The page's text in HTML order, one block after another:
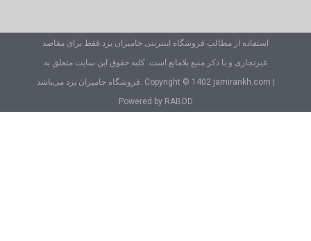
استفاده از مطالب فروشگاه اینترنتی جامیران یزد فقط برای مقاصد
غیرتجاری و با ذکر منبع بلامانع است. کلیه حقوق این سایت متعلق به
فروشگاه جامیران یزد می‌باشد. Copyright © 1402 jamirankh.com |
Powered by RABOD